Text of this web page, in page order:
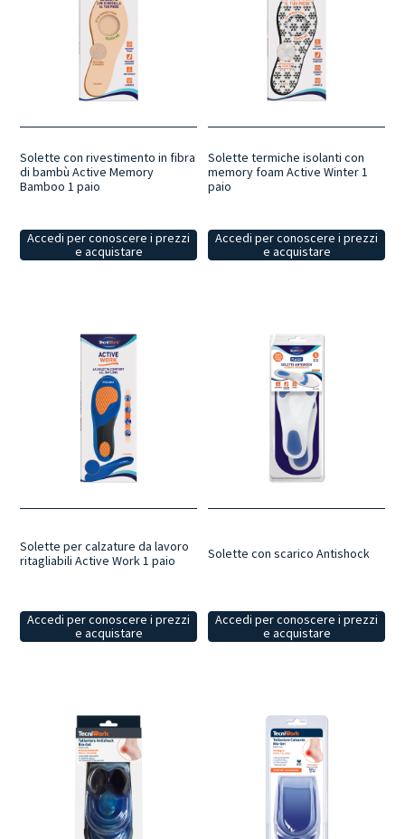
Solette con rivestimento in fibra
di bambù Active Memory
Bamboo 1 paio
Accedi per conoscere i prezzi
e acquistare
Solette termiche isolanti con
memory foam Active Winter 1
paio
Accedi per conoscere i prezzi
e acquistare
Solette per calzature da lavoro
ritagliabili Active Work 1 paio
Accedi per conoscere i prezzi
e acquistare
Solette con scarico Antishock
Accedi per conoscere i prezzi
e acquistare